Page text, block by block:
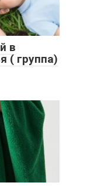
в
( группа)